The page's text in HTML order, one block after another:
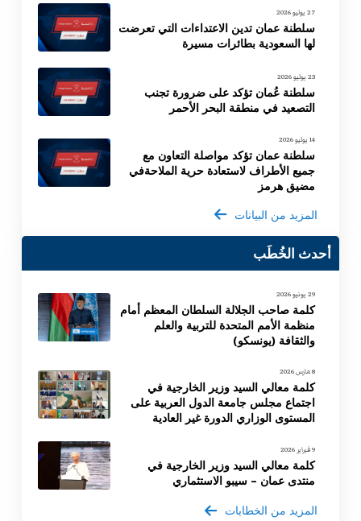
27 يوليو 2026
سلطنة عمان تدين الاعتداءات التي تعرضت
لها السعودية بطائرات مسيرة
23 يوليو 2026
سلطنة عُمان تؤكد على ضرورة تجنب
التصعيد في منطقة البحر الأحمر
14 يوليو 2026
سلطنة عمان تؤكد مواصلة التعاون مع
جميع الأطراف لاستعادة حرية الملاحةفي
مضيق هرمز
المزيد من البيانات
أحدث الخُطَب
29 يونيو 2026
كلمة صاحب الجلالة السلطان المعظم أمام
منظمة الأمم المتحدة للتربية والعلم
والثقافة (يونسكو)
8 مارس 2026
كلمة معالي السيد وزير الخارجية في
اجتماع مجلس جامعة الدول العربية على
المستوى الوزاري الدورة غير العادية
9 فبراير 2026
كلمة معالي السيد وزير الخارجية في
منتدى عمان – سيبو الاستثماري
المزيد من الخطابات